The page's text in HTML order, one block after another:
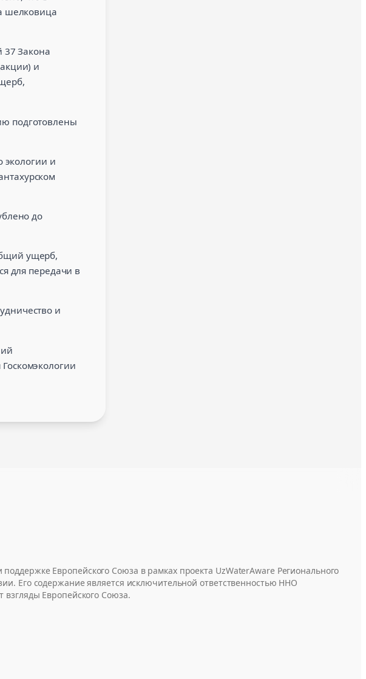
шелковица
37 Закона
и
подготовлены
экологии и
до
ущерб,
для передачи в
и
Европейского Союза в рамках проекта UzWaterAware Регионального
Его содержание является исключительной ответственностью ННО
взгляды Европейского Союза.